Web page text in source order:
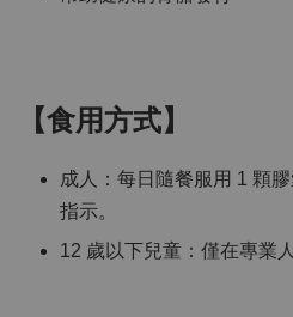
【食用方式】
成人：每日隨餐服用 1 顆
指示。
12 歲以下兒童：僅在專業